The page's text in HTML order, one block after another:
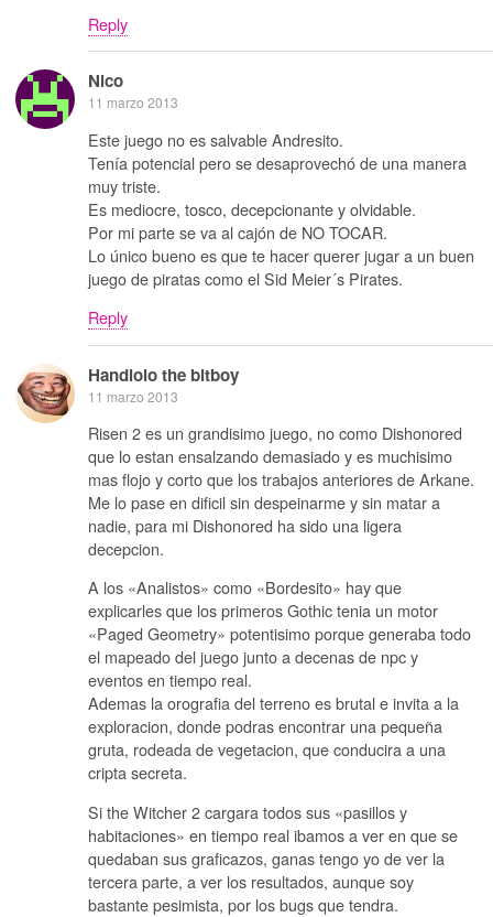
Reply
Nico
11 marzo 2013
Este juego no es salvable Andresito.
Tenía potencial pero se desaprovechó de una manera
muy triste.
Es mediocre, tosco, decepcionante y olvidable.
Por mi parte se va al cajón de NO TOCAR.
Lo único bueno es que te hacer querer jugar a un buen
juego de piratas como el Sid Meier´s Pirates.
Reply
Handlolo the bitboy
11 marzo 2013
Risen 2 es un grandisimo juego, no como Dishonored
que lo estan ensalzando demasiado y es muchisimo
mas flojo y corto que los trabajos anteriores de Arkane.
Me lo pase en dificil sin despeinarme y sin matar a
nadie, para mi Dishonored ha sido una ligera
decepcion.
A los «Analistos» como «Bordesito» hay que
explicarles que los primeros Gothic tenia un motor
«Paged Geometry» potentisimo porque generaba todo
el mapeado del juego junto a decenas de npc y
eventos en tiempo real.
Ademas la orografia del terreno es brutal e invita a la
exploracion, donde podras encontrar una pequeña
gruta, rodeada de vegetacion, que conducira a una
cripta secreta.
Si the Witcher 2 cargara todos sus «pasillos y
habitaciones» en tiempo real ibamos a ver en que se
quedaban sus graficazos, ganas tengo yo de ver la
tercera parte, a ver los resultados, aunque soy
bastante pesimista, por los bugs que tendra.